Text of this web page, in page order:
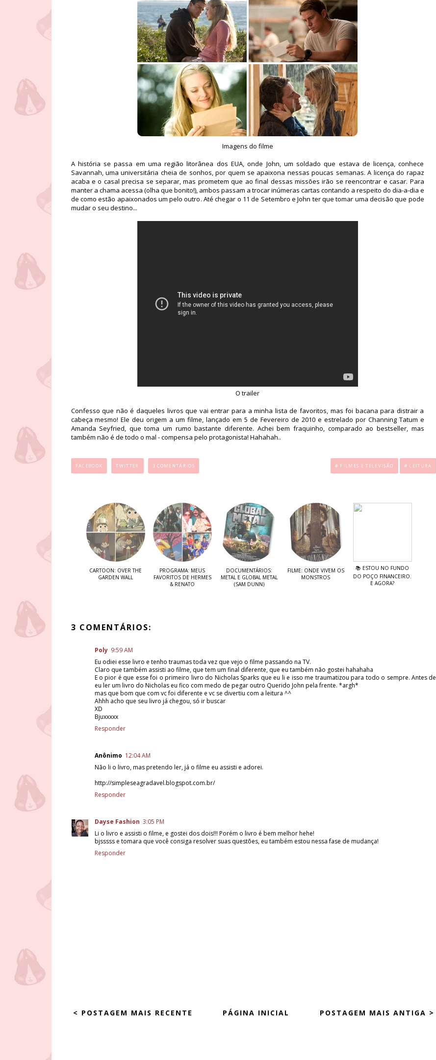
Imagens do filme
A história se passa em uma região litorânea dos EUA, onde John, um soldado que estava de licença, conhece
Savannah, uma universitária cheia de sonhos, por quem se apaixona nessas poucas semanas. A licença do rapaz
acaba e o casal precisa se separar, mas prometem que ao final dessas missões irão se reencontrar e casar. Para
manter a chama acessa (olha que bonito!), ambos passam a trocar inúmeras cartas contando a respeito do dia-a-dia e
de como estão apaixonados um pelo outro. Até chegar o 11 de Setembro e John ter que tomar uma decisão que pode
mudar o seu destino...
O trailer
Confesso que não é daqueles livros que vai entrar para a minha lista de favoritos, mas foi bacana para distrair a
cabeça mesmo! Ele deu origem a um filme, lançado em 5 de Fevereiro de 2010 e estrelado por Channing Tatum e
Amanda Seyfried, que toma um rumo bastante diferente. Achei bem fraquinho, comparado ao bestseller, mas
também não é de todo o mal - compensa pelo protagonista! Hahahah..
FACEBOOK TWITTER 3 COMENTÁRIOS # FILMES E TELEVISÃO # LEITURA
CARTOON: OVER THE
GARDEN WALL
PROGRAMA: MEUS
FAVORITOS DE HERMES
& RENATO
DOCUMENTÁRIOS:
METAL E GLOBAL METAL
(SAM DUNN)
FILME: ONDE VIVEM OS
MONSTROS
📚 ESTOU NO FUNDO
DO POÇO FINANCEIRO.
E AGORA?
3 COMENTÁRIOS:
Poly 9:59 AM
Eu odiei esse livro e tenho traumas toda vez que vejo o filme passando na TV.
Claro que também assisti ao filme, que tem um final diferente, que eu também não gostei hahahaha
E o pior é que esse foi o primeiro livro do Nicholas Sparks que eu li e isso me traumatizou para todo o sempre. Antes de
eu ler um livro do Nicholas eu fico com medo de pegar outro Querido John pela frente. *argh*
mas que bom que com vc foi diferente e vc se divertiu com a leitura ^^
Ahhh acho que seu livro já chegou, só ir buscar
XD
Bjuxxxxx
Responder
Anônimo 12:04 AM
Não li o livro, mas pretendo ler, já o filme eu assisti e adorei.
http://simpleseagradavel.blogspot.com.br/
Responder
Dayse Fashion 3:05 PM
Li o livro e assisti o filme, e gostei dos dois!!! Porém o livro é bem melhor hehe!
bjsssss e tomara que você consiga resolver suas questões, eu também estou nessa fase de mudança!
Responder
< POSTAGEM MAIS RECENTE POSTAGEM MAIS ANTIGA >
PÁGINA INICIAL